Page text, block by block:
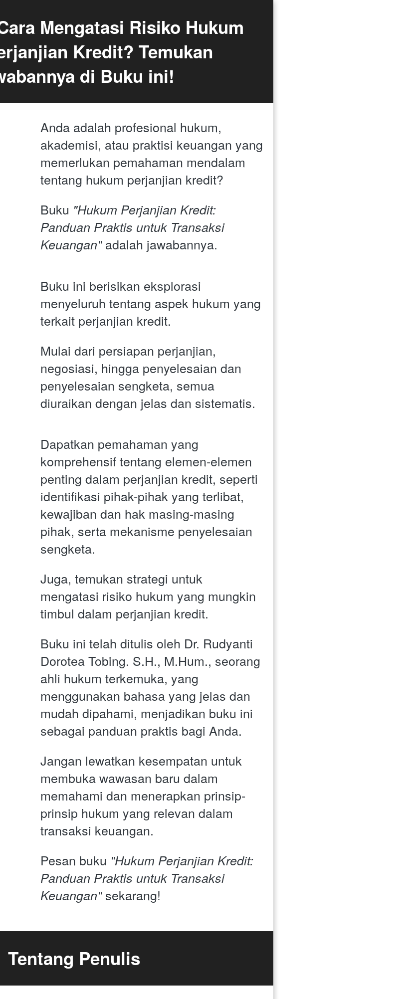
Mengatasi Risiko Hukum
Kredit? Temukan
di Buku ini!
Anda adalah profesional hukum,
akademisi, atau praktisi keuangan yang
memerlukan pemahaman mendalam
tentang hukum perjanjian kredit?
Buku "Hukum Perjanjian Kredit:
Panduan Praktis untuk Transaksi
Keuangan" adalah jawabannya.
Buku ini berisikan eksplorasi
menyeluruh tentang aspek hukum yang
terkait perjanjian kredit.
Mulai dari persiapan perjanjian,
negosiasi, hingga penyelesaian dan
penyelesaian sengketa, semua
diuraikan dengan jelas dan sistematis.
Dapatkan pemahaman yang
komprehensif tentang elemen-elemen
penting dalam perjanjian kredit, seperti
identifikasi pihak-pihak yang terlibat,
kewajiban dan hak masing-masing
pihak, serta mekanisme penyelesaian
sengketa.
Juga, temukan strategi untuk
mengatasi risiko hukum yang mungkin
timbul dalam perjanjian kredit.
Buku ini telah ditulis oleh Dr. Rudyanti
Dorotea Tobing. S.H., M.Hum., seorang
ahli hukum terkemuka, yang
menggunakan bahasa yang jelas dan
mudah dipahami, menjadikan buku ini
sebagai panduan praktis bagi Anda.
Jangan lewatkan kesempatan untuk
membuka wawasan baru dalam
memahami dan menerapkan prinsip-
prinsip hukum yang relevan dalam
transaksi keuangan.
Pesan buku "Hukum Perjanjian Kredit:
Panduan Praktis untuk Transaksi
Keuangan" sekarang!
Tentang Penulis